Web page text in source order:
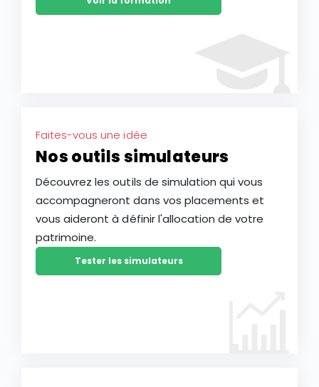
Faites-vous une idée
Nos outils simulateurs
Découvrez les outils de simulation qui vous
accompagneront dans vos placements et
vous aideront à définir l'allocation de votre
patrimoine.
Tester les simulateurs